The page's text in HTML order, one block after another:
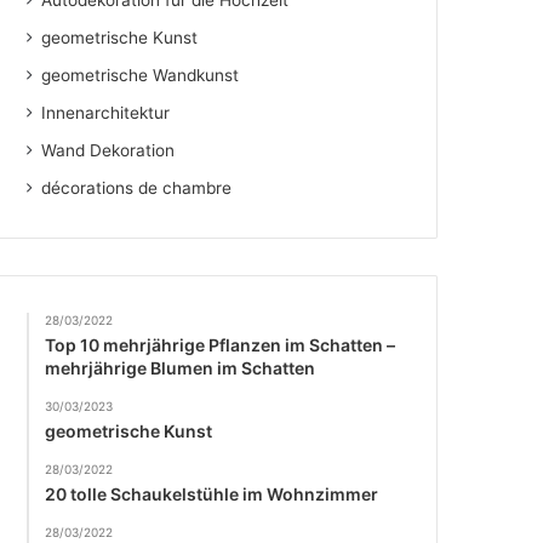
geometrische Kunst
geometrische Wandkunst
Innenarchitektur
Wand Dekoration
décorations de chambre
28/03/2022
Top 10 mehrjährige Pflanzen im Schatten –
mehrjährige Blumen im Schatten
30/03/2023
geometrische Kunst
28/03/2022
20 tolle Schaukelstühle im Wohnzimmer
28/03/2022